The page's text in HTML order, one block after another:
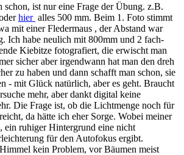
schon, ist nur eine Frage der Übung. z.B.
hier alles 500 mm. Beim 1. Foto stimmt
mit einer Fledermaus , der Abstand war
Ich habe neulich mit 800mm und 2 fach-
Kiebitze fotografiert, die erwischt man
sicher aber irgendwann hat man den dreh
zu haben und dann schafft man schon, sie
- mit Glück natürlich, aber es geht. Braucht
mehr, aber dankt digital keine
Die Frage ist, ob die Lichtmenge noch für
da hätte ich eher Sorge. Wobei meiner
ein ruhiger Hintergrund eine nicht
für den Autofokus ergibt.
kein Problem, vor Bäumen meist